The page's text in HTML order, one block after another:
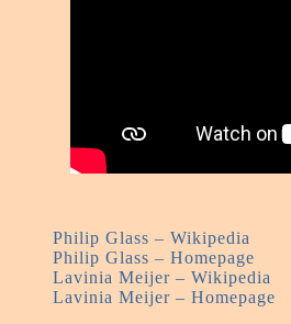
Philip Glass – Wikipedia
Philip Glass – Homepage
Lavinia Meijer – Wikipedia
Lavinia Meijer – Homepage